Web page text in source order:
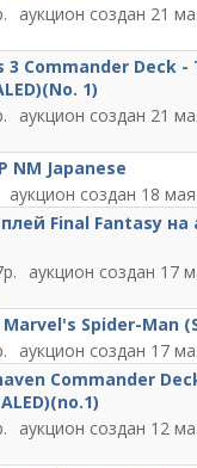
21
3 Commander Deck -
1)
21
NM Japanese
18
Final Fantasy
17
Spider-Man
17
Commander
12